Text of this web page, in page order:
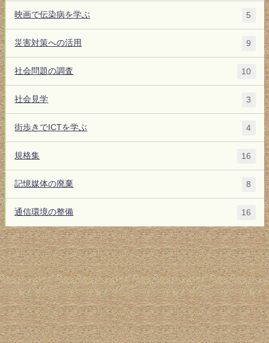
映画で伝染病を学ぶ 5
災害対策への活用 9
社会問題の調査 10
社会見学 3
街歩きでICTを学ぶ 4
規格集 16
記憶媒体の廃棄 8
通信環境の整備 16